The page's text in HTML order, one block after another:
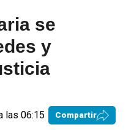
se
y
las 06:15 Compartir